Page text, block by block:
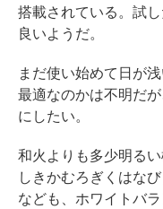
搭載されている。試
良いようだ。
まだ使い始めて日が
最適なのかは不明だ
にしたい。
和火よりも多少明る
しきかむろぎくはな
なども、ホワイトバ